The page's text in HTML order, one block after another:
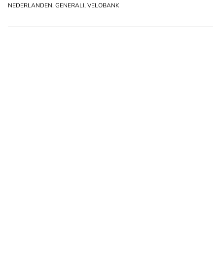
NEDERLANDEN, GENERALI, VELOBANK